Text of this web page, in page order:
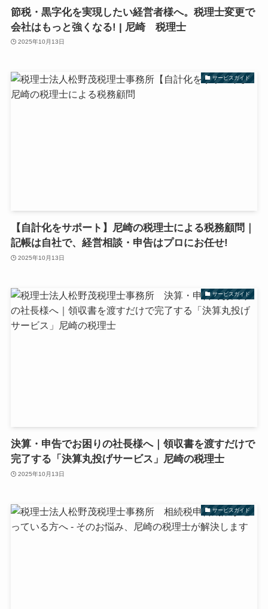
節税・黒字化を実現したい経営者様へ。税理士変更で
会社はもっと強くなる! | 尼崎 税理士
2025年10月13日
サービスガイド
【自計化をサポート】尼崎の税理士による税務顧問｜
記帳は自社で、経営相談・申告はプロにお任せ!
2025年10月13日
サービスガイド
決算・申告でお困りの社長様へ｜領収書を渡すだけで
完了する「決算丸投げサービス」尼崎の税理士
2025年10月13日
サービスガイド